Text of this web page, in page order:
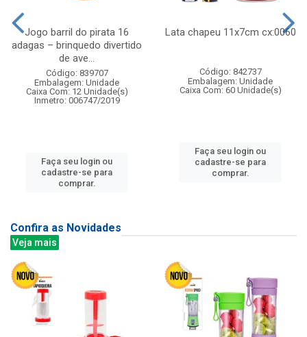
Jogo barril do pirata 16
adagas – brinquedo divertido
de ave...
Código: 839707
Embalagem: Unidade
Caixa Com: 12 Unidade(s)
Inmetro: 006747/2019
Faça seu login ou
cadastre-se para
comprar.
Lata chapeu 11x7cm cx:0060
Código: 842737
Embalagem: Unidade
Caixa Com: 60 Unidade(s)
Faça seu login ou
cadastre-se para
comprar.
Confira as Novidades
Veja mais